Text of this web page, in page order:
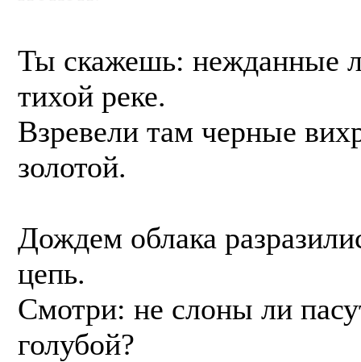
Ты скажешь: нежданные
тихой реке.
Взревели там черные
золотой.
Дождем облака
цепь.
Смотри: не слоны ли
голубой?